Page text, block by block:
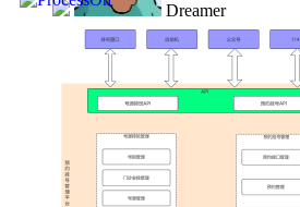
Dreamer